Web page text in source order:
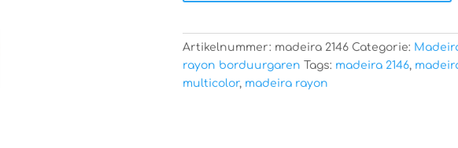
Artikelnummer: madeira 2146 Categorie:
rayon borduurgaren Tags: madeira 2146,
multicolor, madeira rayon